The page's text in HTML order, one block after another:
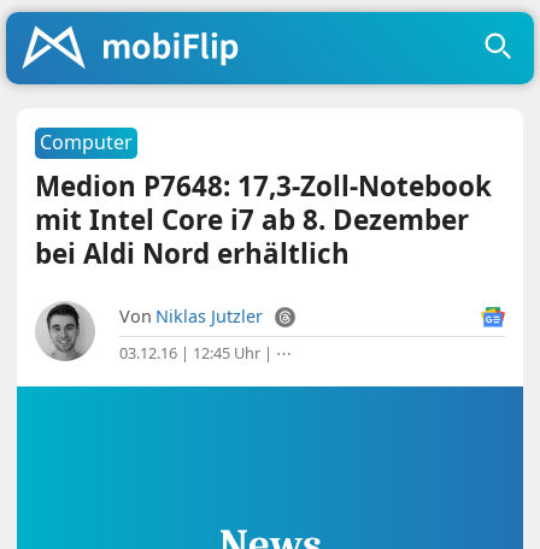
Computer
Medion P7648: 17,3-Zoll-Notebook
mit Intel Core i7 ab 8. Dezember
bei Aldi Nord erhältlich
Von Niklas Jutzler
03.12.16 | 12:45 Uhr | ⋯